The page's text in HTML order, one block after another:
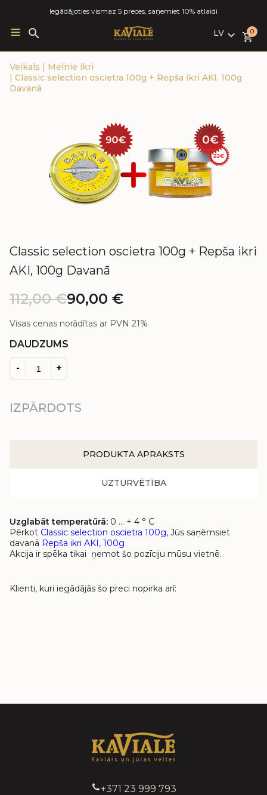
Iegādājoties vismaz 5 preces, saņemiet 10% atlaidi
Search
for:
LV
LV
0
Veikals | Melnie ikri
| Classic selection oscietra 100g + Repša ikri AKI, 100g
Davanā
Classic selection oscietra 100g + Repša ikri
AKI, 100g Davanā
112,00€90,00 €
Visas cenas norādītas ar PVN 21%
DAUDZUMS
- +
IZPĀRDOTS
PRODUKTA APRAKSTS
UZTURVĒTĪBA
Uzglabāt temperatūrā: 0 ... + 4 ° C
Pērkot Classic selection oscietra 100g, Jūs saņēmsiet
davanā Repša ikri AKI, 100g
Akcija ir spēka tikai ņemot šo pozīciju mūsu vietnē.
Klienti, kuri iegādājās šo preci nopirka arī:
+371 23 999 793